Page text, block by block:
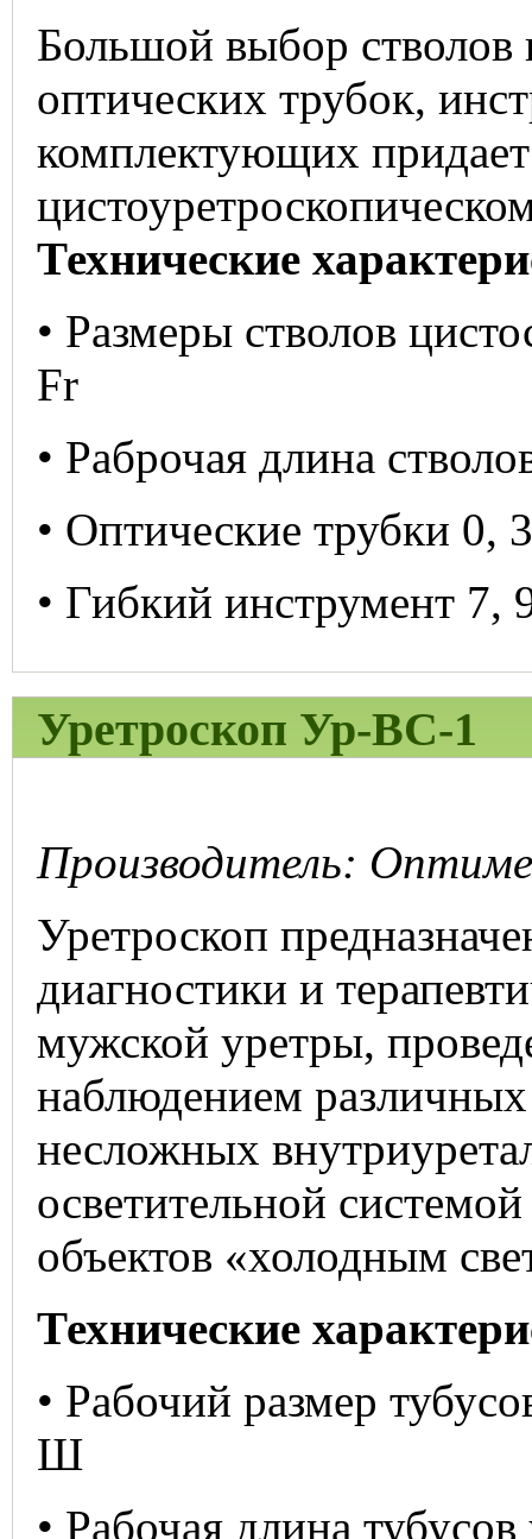
Большой выбор стволов
оптических трубок,
комплектующих
Технические
• Размеры стволов
Fr
• Раброчая длина
• Оптические трубки 0,
• Гибкий инструмент 7,
Уретроскоп Ур-ВС-1
Производитель:
Уретроскоп
диагностики и
мужской уретры,
наблюдением
несложных
осветительной
объектов «холодным
Технические
• Рабочий размер
Ш
• Рабочая длина